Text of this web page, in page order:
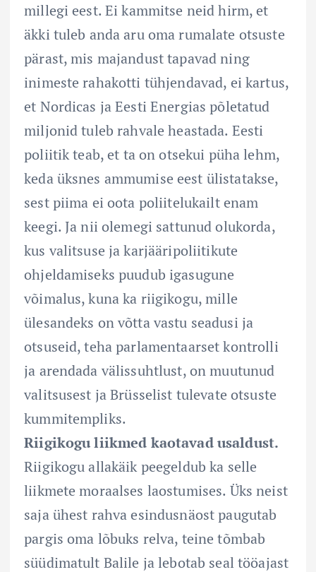
millegi eest. Ei kammitse neid hirm, et
äkki tuleb anda aru oma rumalate otsuste
pärast, mis majandust tapavad ning
inimeste rahakotti tühjendavad, ei kartus,
et Nordicas ja Eesti Energias põletatud
miljonid tuleb rahvale heastada. Eesti
poliitik teab, et ta on otsekui püha lehm,
keda üksnes ammumise eest ülistatakse,
sest piima ei oota poliitelukailt enam
keegi. Ja nii olemegi sattunud olukorda,
kus valitsuse ja karjääripoliitikute
ohjeldamiseks puudub igasugune
võimalus, kuna ka riigikogu, mille
ülesandeks on võtta vastu seadusi ja
otsuseid, teha parlamentaarset kontrolli
ja arendada välissuhtlust, on muutunud
valitsusest ja Brüsselist tulevate otsuste
kummitempliks.
Riigikogu liikmed kaotavad usaldust.
Riigikogu allakäik peegeldub ka selle
liikmete moraalses laostumises. Üks neist
saja ühest rahva esindusnäost paugutab
pargis oma lõbuks relva, teine tõmbab
süüdimatult Balile ja lebotab seal tööajast